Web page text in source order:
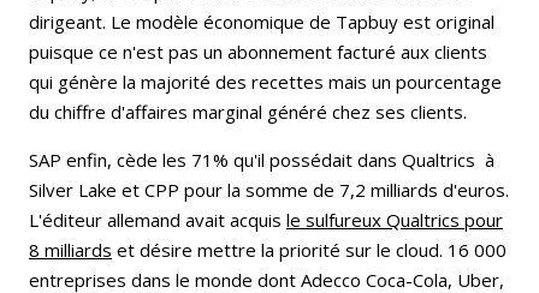
dirigeant. Le modèle économique de Tapbuy est original
puisque ce n'est pas un abonnement facturé aux clients
qui génère la majorité des recettes mais un pourcentage
du chiffre d'affaires marginal généré chez ses clients.
SAP enfin, cède les 71% qu'il possédait dans Qualtrics à
Silver Lake et CPP pour la somme de 7,2 milliards d'euros.
L'éditeur allemand avait acquis le sulfureux Qualtrics pour
8 milliards et désire mettre la priorité sur le cloud. 16 000
entreprises dans le monde dont Adecco Coca-Cola, Uber,